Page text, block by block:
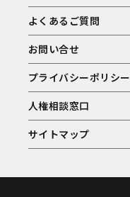
よくあるご質問
お問い合せ
プライバシーポリシー
人権相談窓口
サイトマップ